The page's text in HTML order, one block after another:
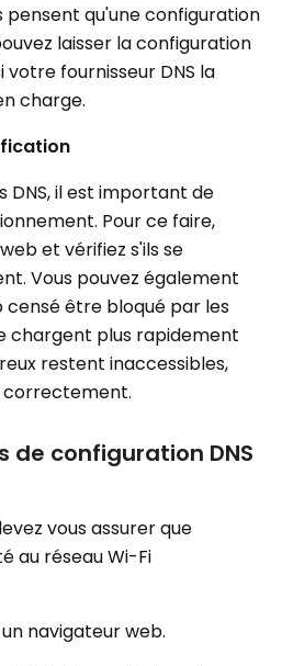
qu'une configuration
laisser la configuration
votre fournisseur DNS la
charge.
DNS, il est important de
Pour ce faire,
et vérifiez s'ils se
Vous pouvez également
être bloqué par les
chargent plus rapidement
restent inaccessibles,
correctement.
de configuration DNS
vous assurer que
au réseau Wi-Fi
navigateur web.